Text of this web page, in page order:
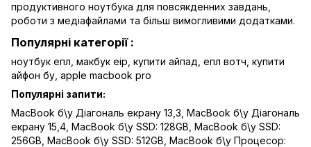
продуктивного ноутбука для повсякденних завдань,
роботи з медіафайлами та більш вимогливими додатками.
Популярні категорії :
ноутбук епл, макбук еір, купити айпад, епл вотч, купити
айфон бу, apple macbook pro
Популярні запити:
MacBook б\у Діагональ екрану 13,3 MacBook б\у Діагональ
екрану 15,4 MacBook б\у SSD: 128GB MacBook б\у SSD:
256GB MacBook б\у SSD: 512GB MacBook б\у Процесор: